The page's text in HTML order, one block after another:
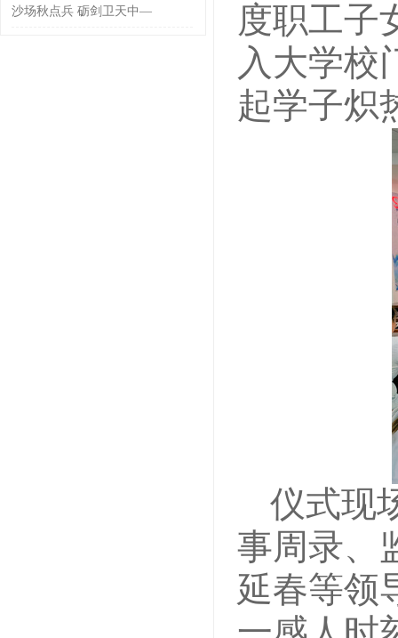
沙场秋点兵 砺剑卫天中—
度职工子
入大学校
起学子炽
仪式现
事周录、
延春等领